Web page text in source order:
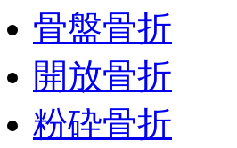
骨盤骨折
開放骨折
粉砕骨折